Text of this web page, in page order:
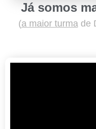
Já somos
(a maior turmade